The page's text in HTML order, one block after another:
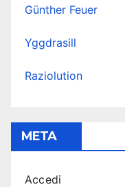
Günther Feuer
Yggdrasill
Raziolution
META
Accedi